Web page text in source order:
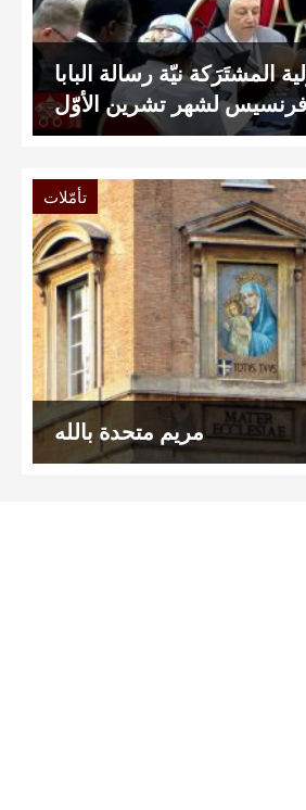
المشتَرَكة نيّة رسالة البابا
فرنسيس لشهر تشرين الأوّل
تأمّلات
مريم متحدة بالله